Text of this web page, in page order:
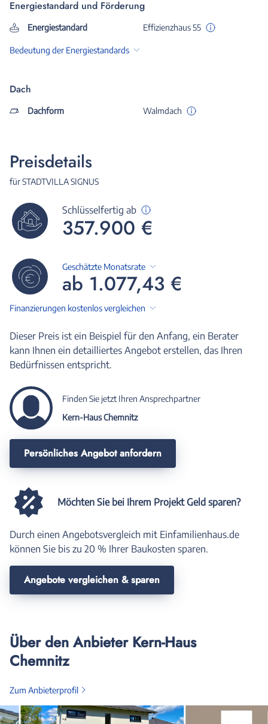
Energiestandard und Förderung
Energiestandard Effizienzhaus 55
Bedeutung der Energiestandards
Dach
Dachform Walmdach
Preisdetails
für STADTVILLA SIGNUS
Schlüsselfertig ab
357.900 €
Geschätzte Monatsrate
ab 1.077,43 €
Finanzierungen kostenlos vergleichen
Dieser Preis ist ein Beispiel für den Anfang, ein Berater
kann Ihnen ein detailliertes Angebot erstellen, das Ihren
Bedürfnissen entspricht.
Finden Sie jetzt Ihren Ansprechpartner
Kern-Haus Chemnitz
Persönliches Angebot anfordern
Möchten Sie bei Ihrem Projekt Geld sparen?
Durch einen Angebotsvergleich mit Einfamilienhaus.de
können Sie bis zu 20 % Ihrer Baukosten sparen.
Angebote vergleichen & sparen
Über den Anbieter Kern-Haus
Chemnitz
Zum Anbieterprofil